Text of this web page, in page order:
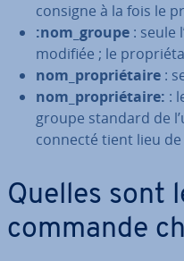
consigne à la fois le
:nom_groupe : seule
modifiée ; le
nom_pro­prié­taire :
nom_pro­prié­taire: :
groupe standard de
connecté tient lieu
Quelles sont
commande